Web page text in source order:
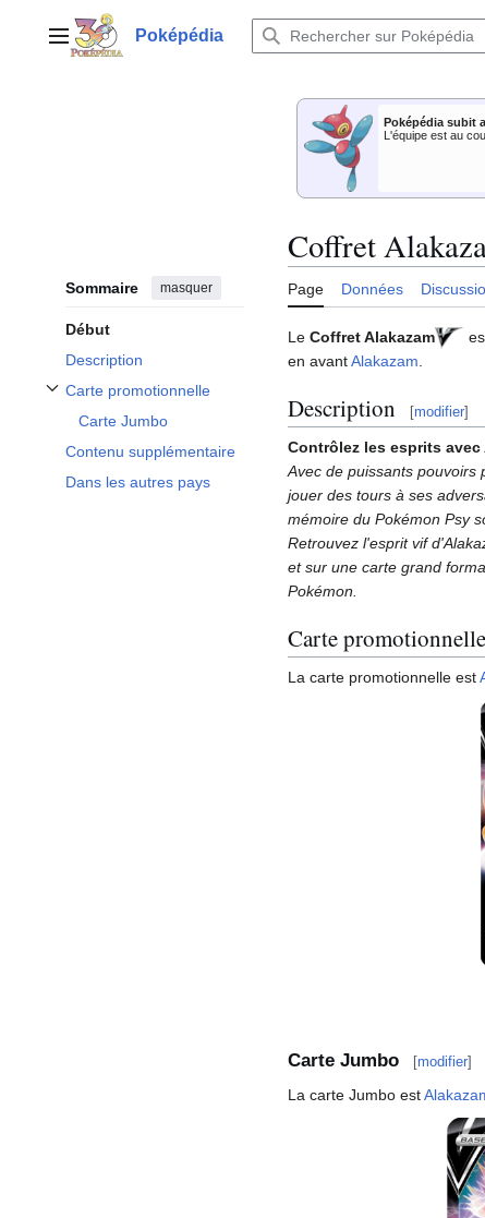
contenuMenu principalPoképédia
Poképédia subit
L'équipe est au
Sommaire masquer
Début
Description
Carte promotionnelle
Afficher / masquer la sous-section Carte promotionnelle
Carte Jumbo
Contenu supplémentaire
Dans les autres pays
Coffret
Page Données
Le Coffret Alakazam
en avantAlakazam.
Description [modifier]
Contrôlez les esprits avec
Avec de puissants pouvoirs
jouer des tours à ses
mémoire du Pokémon Psy
Retrouvez l'esprit vif
et sur une carte grand
Pokémon.
Carte promotionnelle
La carte promotionnelle est
Carte Jumbo [modifier]
La carte Jumbo est